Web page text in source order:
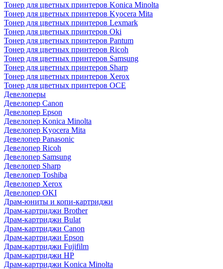
Тонер для цветных принтеров Konica Minolta
Тонер для цветных принтеров Kyocera Mita
Тонер для цветных принтеров Lexmark
Тонер для цветных принтеров Oki
Тонер для цветных принтеров Pantum
Тонер для цветных принтеров Ricoh
Тонер для цветных принтеров Samsung
Тонер для цветных принтеров Sharp
Тонер для цветных принтеров Xerox
Тонер для цветных принтеров OCE
Девелоперы
Девелопер Canon
Девелопер Epson
Девелопер Konica Minolta
Девелопер Kyocera Mita
Девелопер Panasonic
Девелопер Ricoh
Девелопер Samsung
Девелопер Sharp
Девелопер Toshiba
Девелопер Xerox
Девелопер OKI
Драм-юниты и копи-картриджи
Драм-картриджи Brother
Драм-картриджи Bulat
Драм-картриджи Canon
Драм-картриджи Epson
Драм-картриджи Fujifilm
Драм-картриджи HP
Драм-картриджи Konica Minolta